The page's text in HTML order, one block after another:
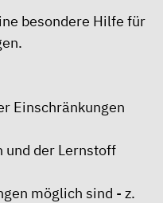
besondere Hilfe für
Einschränkungen
und der Lernstoff
möglich sind - z.